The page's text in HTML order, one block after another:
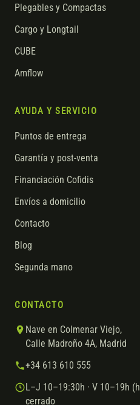
Plegables y Compactas
Cargo y Longtail
CUBE
Amflow
AYUDA Y SERVICIO
Puntos de entrega
Garantía y post-venta
Financiación Cofidis
Envíos a domicilio
Contacto
Blog
Segunda mano
CONTACTO
Nave en Colmenar Viejo,
Calle Madroño 4A, Madrid
+34 613 610 555
L–J 10–19:30h · V 10–19h
cerrado